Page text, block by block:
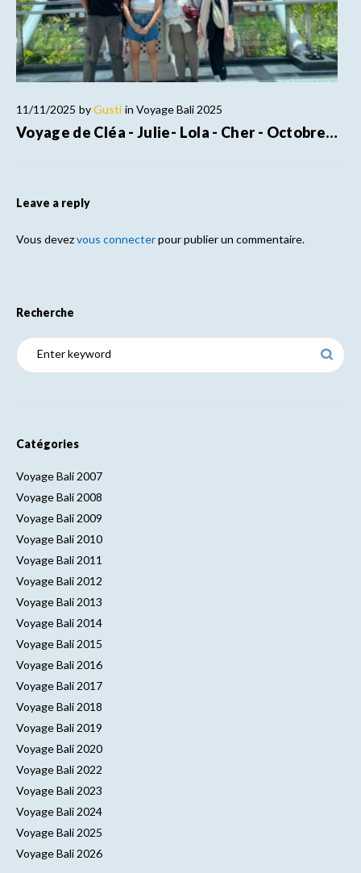
11/11/2025 byGusti in Voyage Bali 2025
Voyage de Cléa - Julie- Lola - Cher - Octobre…
Leave a reply
Vous devezvous connecterpour publier un commentaire.
Recherche
Catégories
Voyage Bali 2007
Voyage Bali 2008
Voyage Bali 2009
Voyage Bali 2010
Voyage Bali 2011
Voyage Bali 2012
Voyage Bali 2013
Voyage Bali 2014
Voyage Bali 2015
Voyage Bali 2016
Voyage Bali 2017
Voyage Bali 2018
Voyage Bali 2019
Voyage Bali 2020
Voyage Bali 2022
Voyage Bali 2023
Voyage Bali 2024
Voyage Bali 2025
Voyage Bali 2026